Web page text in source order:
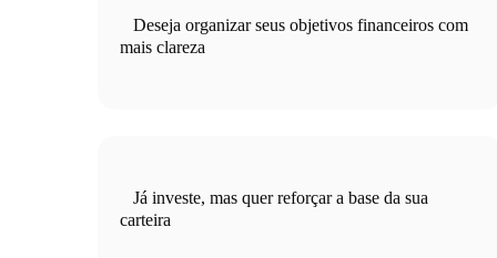
Deseja organizar seus objetivos financeiros com
mais clareza
Já investe, mas quer reforçar a base da sua
carteira